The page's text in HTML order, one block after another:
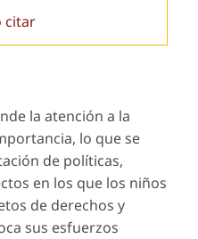
citar
la atención a la
lo que se
de políticas,
en los que los niños
de derechos y
sus esfuerzos